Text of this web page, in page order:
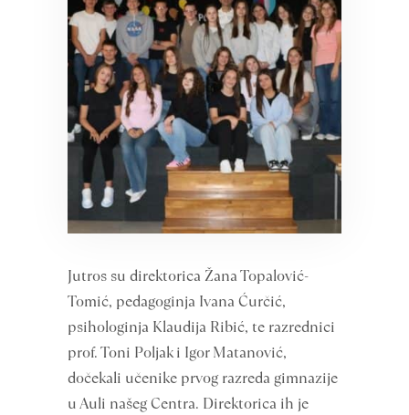
Jutros su direktorica Žana Topalović-
Tomić, pedagoginja Ivana Ćurčić,
psihologinja Klaudija Ribić, te razrednici
prof. Toni Poljak i Igor Matanović,
dočekali učenike prvog razreda gimnazije
u Auli našeg Centra. Direktorica ih je